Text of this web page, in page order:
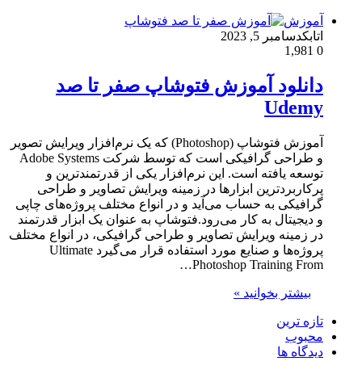
آموزش
اتابکدسامبر 5, 2023
0
دانلود آموزش فتوشاپ صفر تا صد
Udemy
آموزش فتوشاپ (Photoshop) که یک نرم‌افزار ویرایش تصویر
و طراحی گرافیکی است که توسط شرکت Adobe Systems
توسعه یافته است. این نرم‌افزار یکی از قدرتمندترین و
پرکاربردترین ابزارها در زمینه ویرایش تصاویر و طراحی
گرافیکی به حساب می‌آید و در انواع مختلف پروژه‌های چاپی
و دیجیتال به کار می‌رود.فتوشاپ به عنوان یک ابزار قدرتمند
در زمینه ویرایش تصاویر و طراحی گرافیکی، در انواع مختلف
پروژه‌ها و صنایع مورد استفاده قرار می‌گیرد Ultimate
Photoshop Training From…
بیشتر بخوانید »
تازه ترین
محبوب
دیدگاه ها